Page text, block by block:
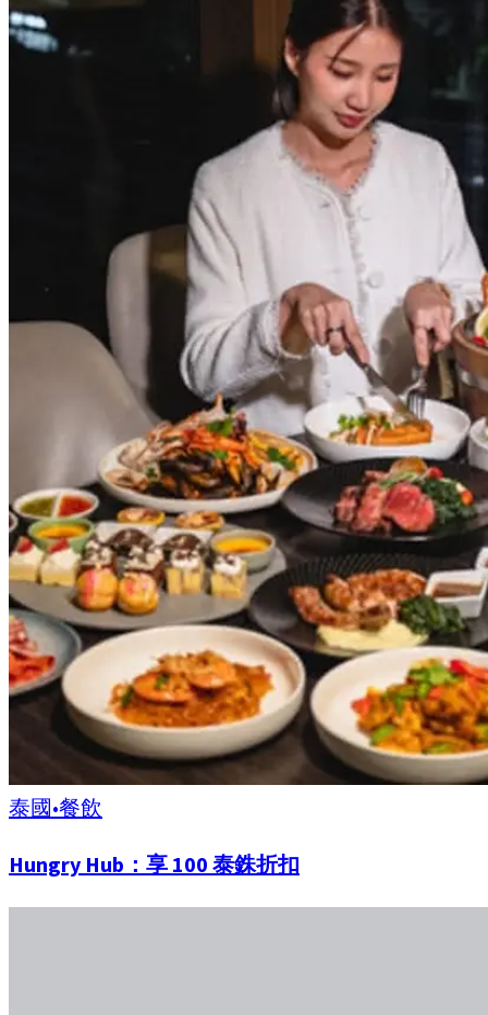
泰國•餐飲
Hungry Hub：享 100 泰銖折扣